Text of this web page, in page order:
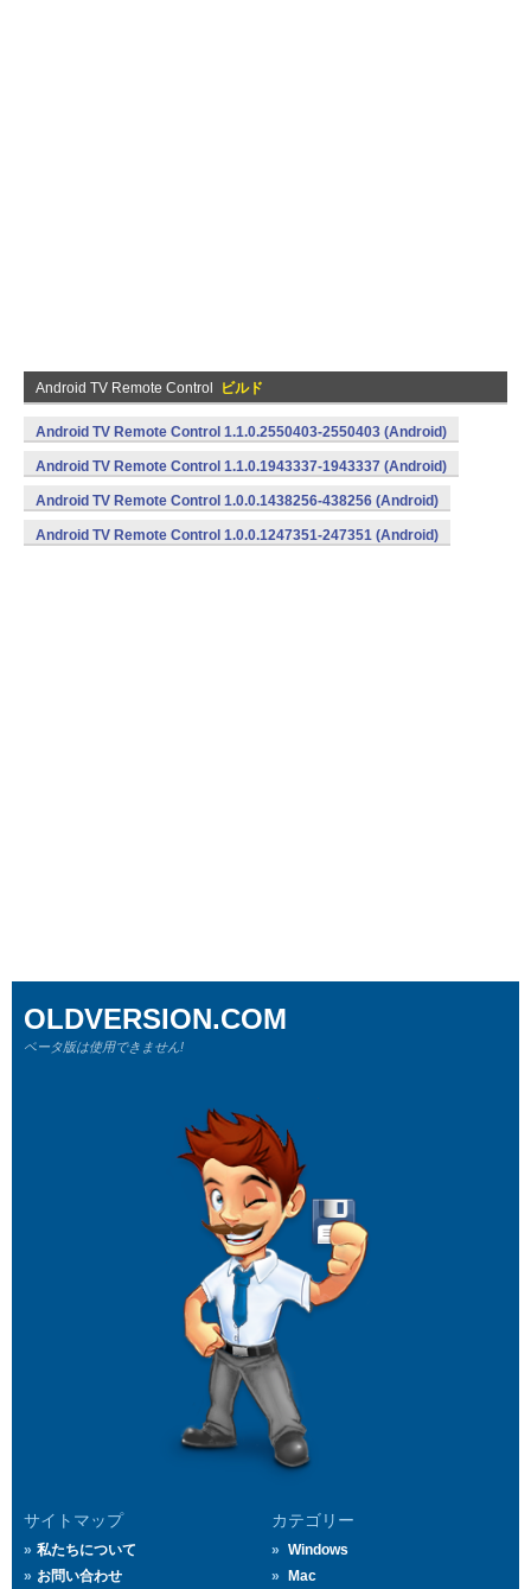
Android TV Remote Control ビルド
Android TV Remote Control 1.1.0.2550403-2550403 (Android)
Android TV Remote Control 1.1.0.1943337-1943337 (Android)
Android TV Remote Control 1.0.0.1438256-438256 (Android)
Android TV Remote Control 1.0.0.1247351-247351 (Android)
サイトマップ
私たちについて
お問い合わせ
カテゴリー
Windows
Mac
OLDVERSION.COM
ベータ版は使用できません!